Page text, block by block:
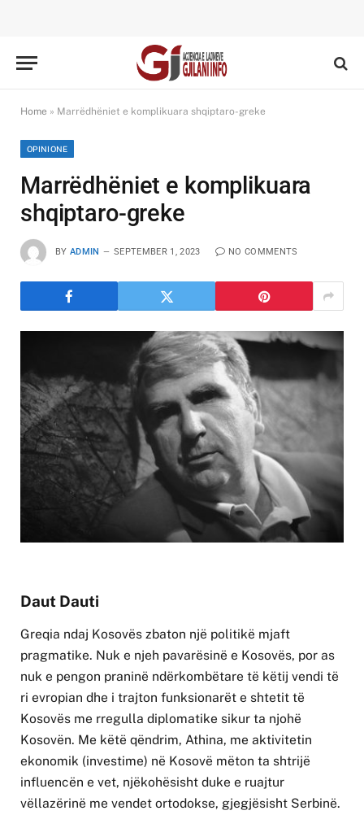
Home » Marrëdhëniet e komplikuara shqiptaro-greke
OPINIONE
Marrëdhëniet e komplikuara
shqiptaro-greke
BY ADMIN SEPTEMBER 1, 2023 NO COMMENTS
Daut Dauti
Greqia ndaj Kosovës zbaton një politikë mjaft
pragmatike. Nuk e njeh pavarësinë e Kosovës, por as
nuk e pengon praninë ndërkombëtare të këtij vendi të
ri evropian dhe i trajton funksionarët e shtetit të
Kosovës me rregulla diplomatike sikur ta njohë
Kosovën. Me këtë qëndrim, Athina, me aktivitetin
ekonomik (investime) në Kosovë mëton ta shtrijë
influencën e vet, njëkohësisht duke e ruajtur
vëllazërinë me vendet ortodokse, gjegjësisht Serbinë.